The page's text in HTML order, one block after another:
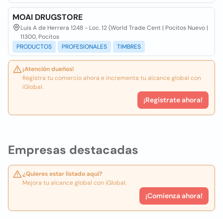
Empresas destacadas
¿Quieres estar listado aquí?
Mejora tu alcance global con iGlobal.
¡Comienza ahora!
MOAI DRUGSTORE
Luis A de Herrera 1248 - Loc. 12 (World Trade Cent | Pocitos Nuevo |
11300, Pocitos
PRODUCTOS
PROFESIONALES TIMBRES
¡Atención dueños!
Registra tu comercio ahora e incrementa tu alcance global con
iGlobal.
¡Registrate ahora!